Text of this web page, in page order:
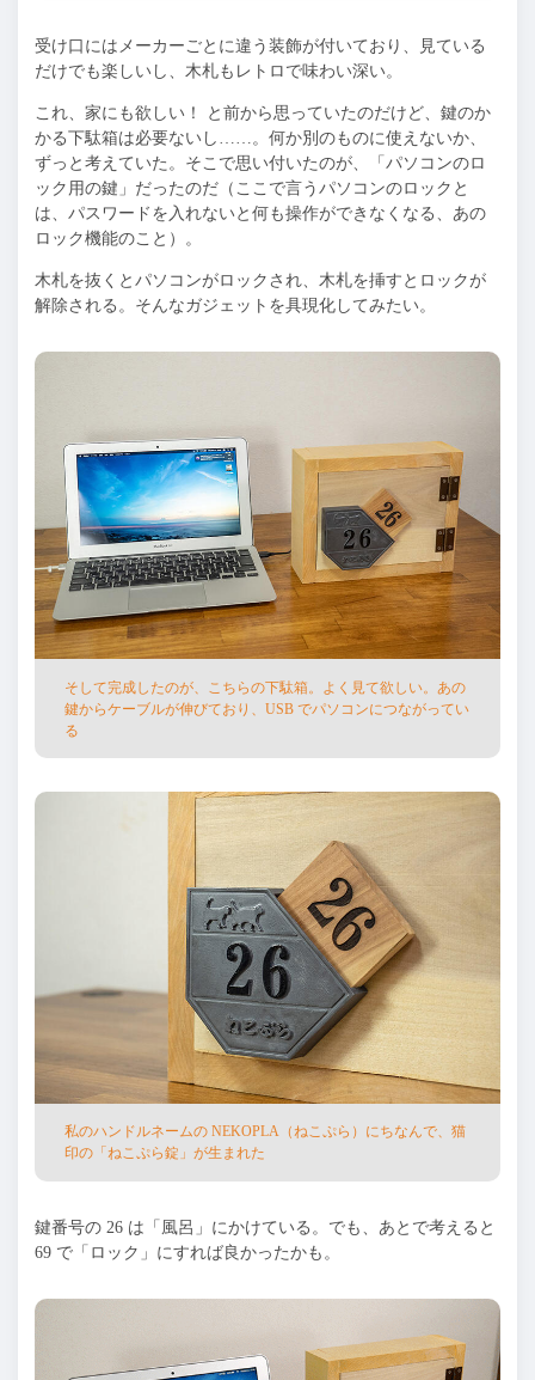
受け⼝にはメーカーごとに違う装飾が付いており、⾒ている
だけでも楽しいし、⽊札もレトロで味わい深い。
これ、家にも欲しい！ と前から思っていたのだけど、鍵のか
かる下駄箱は必要ないし
。何か別のものに使えないか、
ずっと考えていた。そこで思い付いたのが、「パソコンのロ
ック⽤の鍵」だったのだ（ここで⾔うパソコンのロックと
は、パスワードを⼊れないと何も操作ができなくなる、あの
ロック機能のこと）。
⽊札を抜くとパソコンがロックされ、⽊札を挿すとロックが
解除される。そんなガジェットを具現化してみたい。
そして完成したのが、こちらの下駄箱。よく⾒て欲しい。あの
鍵からケーブルが伸びており、USB でパソコンにつながってい
る
私のハンドルネームの NEKOPLA（ねこぷら）にちなんで、猫
印の「ねこぷら錠」が⽣まれた
鍵番号の 26 は「⾵呂」にかけている。でも、あとで考えると
69 で「ロック」にすれば良かったかも。